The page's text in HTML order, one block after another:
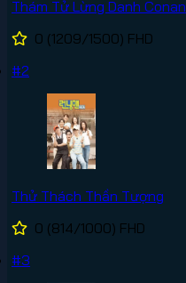
Thám Tử Lừng Danh Conan
0 (1209/1500) FHD
#2
Thử Thách Thần Tượng
0 (814/1000) FHD
#3